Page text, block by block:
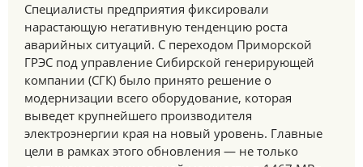
Специалисты предприятия фиксировали
нарастающую негативную тенденцию роста
аварийных ситуаций. С переходом Приморской
ГРЭС под управление Сибирской генерирующей
компании (СГК) было принято решение о
модернизации всего оборудование, которая
выведет крупнейшего производителя
электроэнергии края на новый уровень. Главные
цели в рамках этого обновления — не только